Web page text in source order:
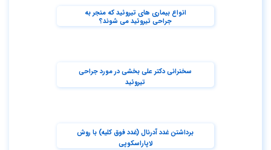
انواع بیماری های تیروئید که منجر به
جراحی تیروئید می شوند؟
سخنرانی دکتر علی بخشی در مورد جراحی
تیروئید
برداشتن غدد آدرنال (غدد فوق کلیه) با روش
لاپاراسکوپی